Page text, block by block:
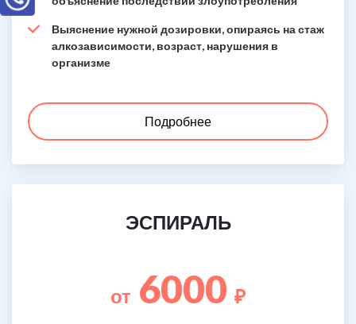
Выяснение нужной дозировки, опираясь на стаж
алкозависимости, возраст, нарушения в
организме
Подробнее
ЭСПИРАЛЬ
от 6000 ₽